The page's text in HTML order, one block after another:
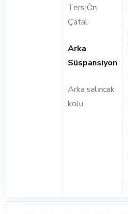
Ters Ön
Çatal
Arka
Süspansiyon
Arka salıncak
kolu